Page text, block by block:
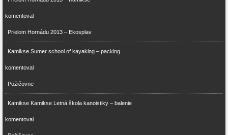
komentoval
Prielom Hornádu 2013 – Ekosplav
Kamikse Sumer school of kayaking – packing
komentoval
Požičovne
Kamikse Kamikse Letná škola kanoistiky – balenie
komentoval